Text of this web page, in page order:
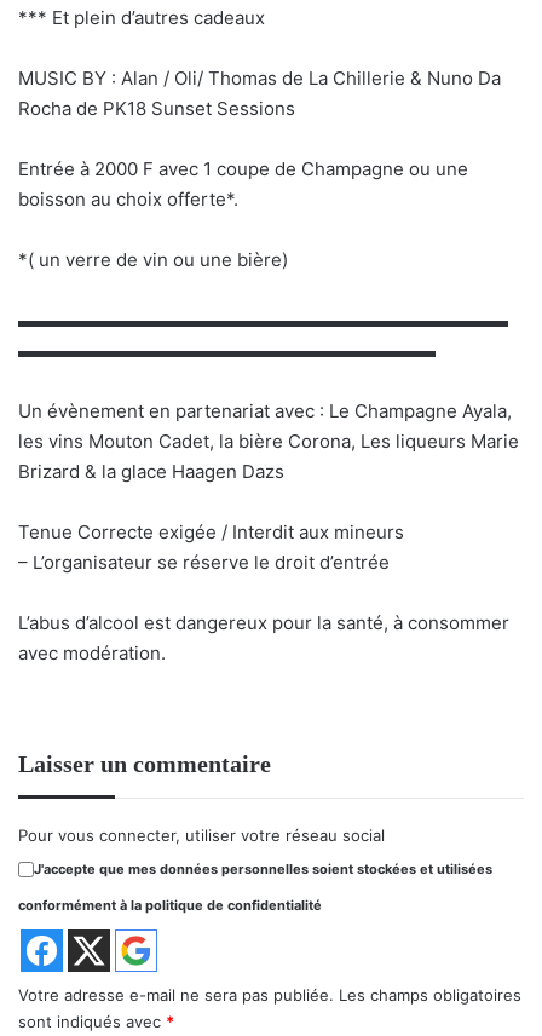
*** Et plein d’autres cadeaux
MUSIC BY : Alan / Oli/ Thomas de La Chillerie & Nuno Da
Rocha de PK18 Sunset Sessions
Entrée à 2000 F avec 1 coupe de Champagne ou une
boisson au choix offerte*.
*( un verre de vin ou une bière)
▬▬▬▬▬▬▬▬▬▬▬▬▬▬▬▬▬▬▬▬▬▬▬▬▬▬▬
▬▬▬▬▬▬▬▬▬▬▬▬▬▬▬▬▬▬▬▬▬▬▬
Un évènement en partenariat avec : Le Champagne Ayala,
les vins Mouton Cadet, la bière Corona, Les liqueurs Marie
Brizard & la glace Haagen Dazs
Tenue Correcte exigée / Interdit aux mineurs
– L’organisateur se réserve le droit d’entrée
L’abus d’alcool est dangereux pour la santé, à consommer
avec modération.
Laisser un commentaire
Pour vous connecter, utiliser votre réseau social
J'accepte que mes données personnelles soient stockées et utilisées
conformément à la politique de confidentialité
Votre adresse e-mail ne sera pas publiée. Les champs obligatoires
sont indiqués avec *